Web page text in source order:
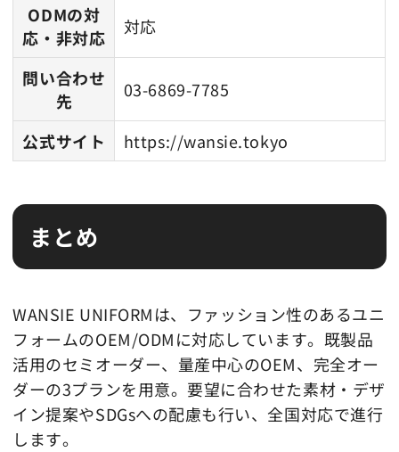
ODMの対
応・非対応
対応
問い合わせ
先
03-6869-7785
公式サイト https://wansie.tokyo
まとめ
WANSIE UNIFORMは、ファッション性のあるユニ
フォームのOEM/ODMに対応しています。既製品
活用のセミオーダー、量産中心のOEM、完全オー
ダーの3プランを用意。要望に合わせた素材・デザ
イン提案やSDGsへの配慮も行い、全国対応で進行
します。